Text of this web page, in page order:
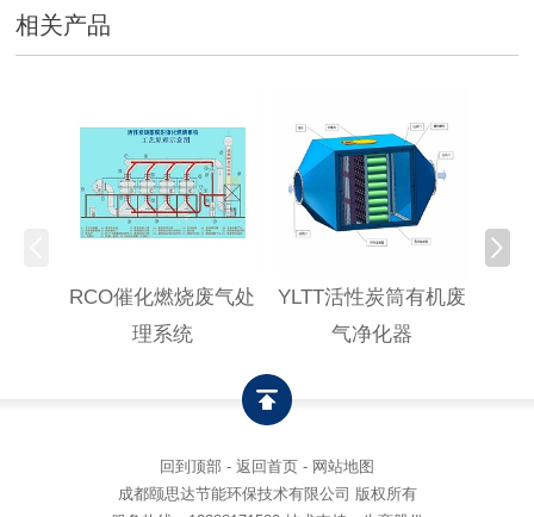
相关产品
RCO催化燃烧废气处
理系统
YLTT活性炭筒有机废
气净化器
回到顶部 - 返回首页 - 网站地图
成都颐思达节能环保技术有限公司 版权所有